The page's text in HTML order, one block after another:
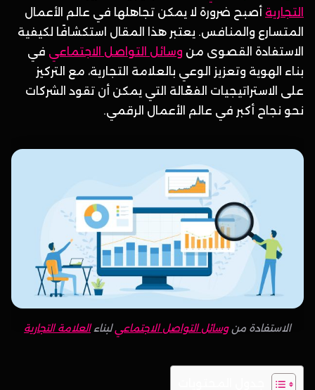
التجارية أصبح ضرورة لا يمكن تجاهلها في عالم الأعمال
المتسارع والمنافس. يعتبر هذا المقال استكشافًا لكيفية
الاستفادة القصوى من وسائل التواصل الاجتماعي في
بناء الهوية وتعزيز الوعي بالعلامة التجارية، مع التركيز
على الاستراتيجيات الفعّالة التي يمكن أن تقود الشركات
نحو نجاح أكبر في عالم الأعمال الرقمي.
الاستفادة منوسائل التواصل الاجتماعيلبناءالعلامة التجارية